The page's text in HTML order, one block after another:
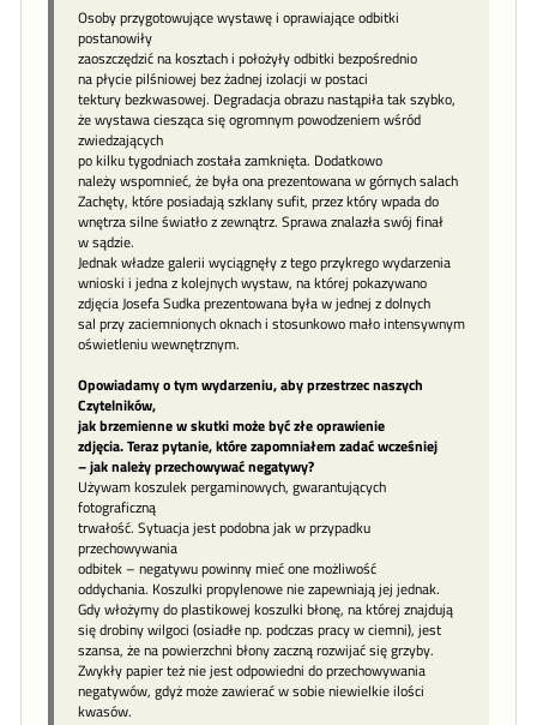
Osoby przygotowujące wystawę i oprawiające odbitki
postanowiły
zaoszczędzić na kosztach i położyły odbitki bezpośrednio
na płycie pilśniowej bez żadnej izolacji w postaci
tektury bezkwasowej. Degradacja obrazu nastąpiła tak szybko,
że wystawa ciesząca się ogromnym powodzeniem wśród
zwiedzających
po kilku tygodniach została zamknięta. Dodatkowo
należy wspomnieć, że była ona prezentowana w górnych salach
Zachęty, które posiadają szklany sufit, przez który wpada do
wnętrza silne światło z zewnątrz. Sprawa znalazła swój finał
w sądzie.
Jednak władze galerii wyciągnęły z tego przykrego wydarzenia
wnioski i jedna z kolejnych wystaw, na której pokazywano
zdjęcia Josefa Sudka prezentowana była w jednej z dolnych
sal przy zaciemnionych oknach i stosunkowo mało intensywnym
oświetleniu wewnętrznym.
Opowiadamy o tym wydarzeniu, aby przestrzec naszych
Czytelników,
jak brzemienne w skutki może być złe oprawienie
zdjęcia. Teraz pytanie, które zapomniałem zadać wcześniej
– jak należy przechowywać negatywy?
Używam koszulek pergaminowych, gwarantujących
fotograficzną
trwałość. Sytuacja jest podobna jak w przypadku
przechowywania
odbitek – negatywu powinny mieć one możliwość
oddychania. Koszulki propylenowe nie zapewniają jej jednak.
Gdy włożymy do plastikowej koszulki błonę, na której znajdują
się drobiny wilgoci (osiadłe np. podczas pracy w ciemni), jest
szansa, że na powierzchni błony zaczną rozwijać się grzyby.
Zwykły papier też nie jest odpowiedni do przechowywania
negatywów, gdyż może zawierać w sobie niewielkie ilości
kwasów.